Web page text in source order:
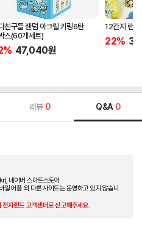
친구들 랜덤 아크릴 키링6탄
스(60개세트)
47,040원
12간지 랜
22%
리뷰 0 Q&A 0
네이버 스마트스토어
어플 외 다른 사이트는 운영하고 있지 않습니
전자랜드 고객센터로 신고해주세요.